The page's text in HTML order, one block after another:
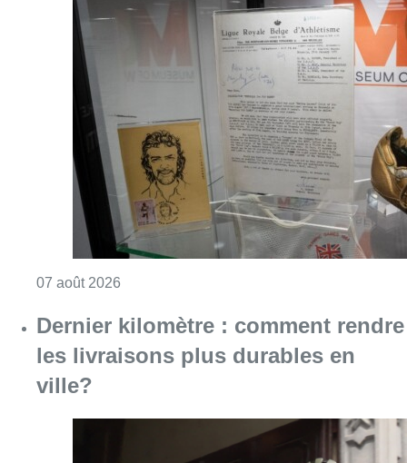
07 août 2026
Dernier kilomètre : comment rendre
les livraisons plus durables en
ville?